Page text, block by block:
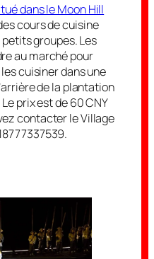
dans le Moon Hill
cours de cuisine
groupes. Les
au marché pour
cuisiner dans une
de la plantation
prix est de 60 CNY
contacter le Village